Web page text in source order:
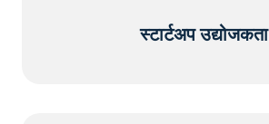
स्टार्टअप उद्योजकता